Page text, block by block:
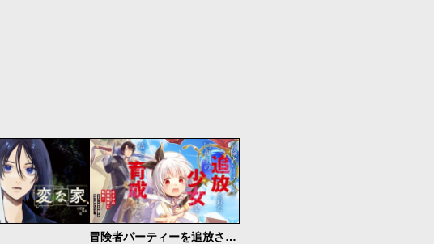
冒険者パーティーを追放された回復士の少女を拾って育成したら、まさかの最強職業に転職!? おまけに彼女の様子が何やらおかしくて…